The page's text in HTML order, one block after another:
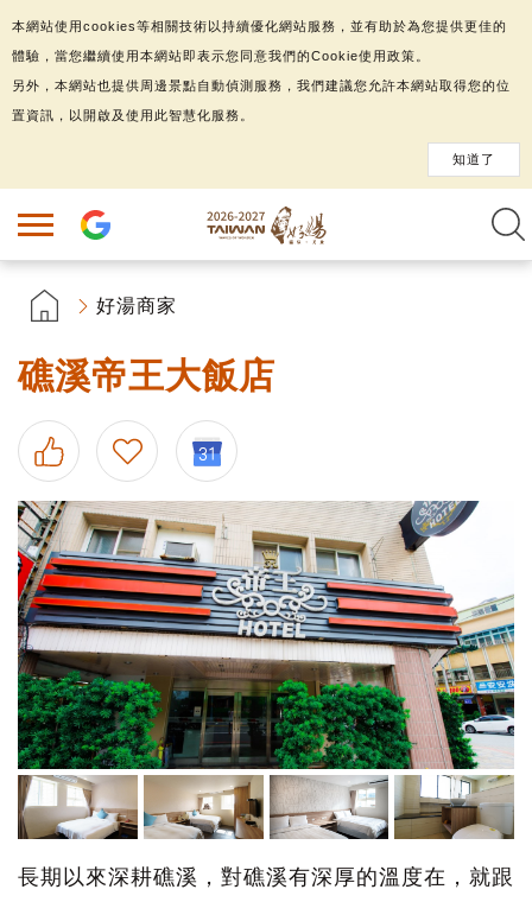
好湯商家
礁溪帝王大飯店
長期以來深耕礁溪，對礁溪有深厚的溫度在，就跟
本網站使用cookies等相關技術以持續優化網站服務，並有助於為您提供更佳的
體驗，當您繼續使用本網站即表示您同意我們的Cookie使用政策。
另外，本網站也提供周邊景點自動偵測服務，我們建議您允許本網站取得您的位
置資訊，以開啟及使用此智慧化服務。
知道了